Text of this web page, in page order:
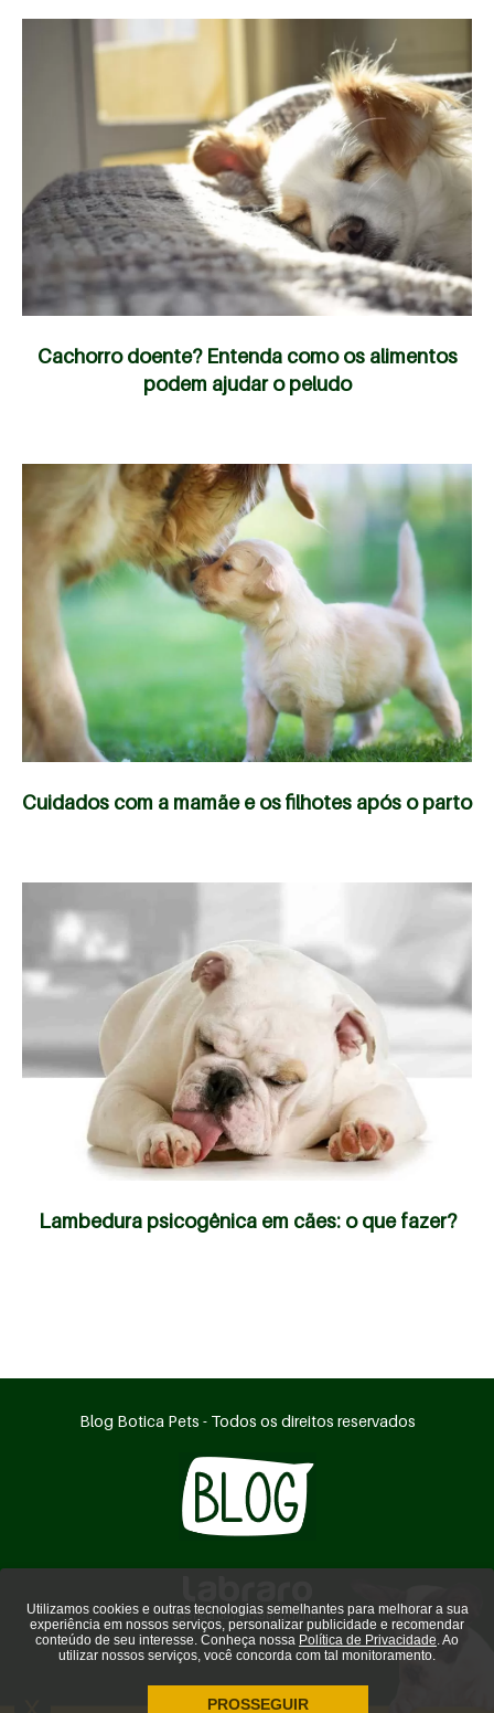
Cachorro doente? Entenda como os alimentos
podem ajudar o peludo
Cuidados com a mamãe e os filhotes após o parto
Lambedura psicogênica em cães: o que fazer?
Blog Botica Pets - Todos os direitos reservados
agência de marketing digital
Utilizamos cookies e outras tecnologias semelhantes para melhorar a sua
experiência em nossos serviços, personalizar publicidade e recomendar
conteúdo de seu interesse. Conheça nossa Política de Privacidade. Ao
utilizar nossos serviços, você concorda com tal monitoramento.
PROSSEGUIR